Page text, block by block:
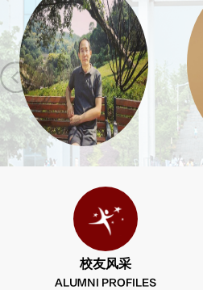
校友风采
ALUMNI PROFILES